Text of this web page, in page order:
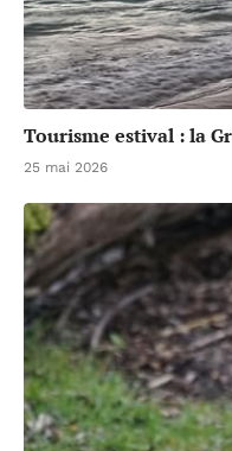
Tourisme estival : la
25 mai 2026